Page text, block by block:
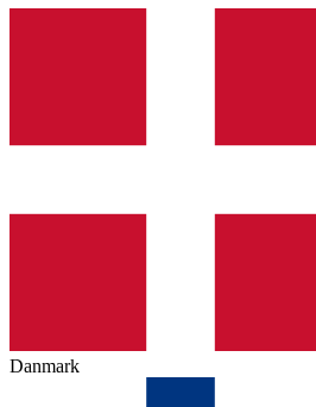
Danmark